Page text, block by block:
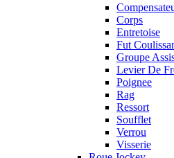
Corps
Entretoise
Fut
Groupe
Levier De
Poignee
Rag
Ressort
Soufflet
Verrou
Visserie